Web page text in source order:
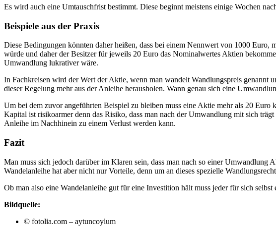
Es wird auch eine Umtauschfrist bestimmt. Diese beginnt meistens einige Wochen
Beispiele aus der Praxis
Diese Bedingungen könnten daher heißen, dass bei einem Nennwert von 1000 Euro,
würde und daher der Besitzer für jeweils 20 Euro das Nominalwertes Aktien
Umwandlung lukrativer wäre.
In Fachkreisen wird der Wert der Aktie, wenn man wandelt Wandlungspreis
dieser Regelung mehr aus der Anleihe herausholen. Wann genau sich eine
Um bei dem zuvor angeführten Beispiel zu bleiben muss eine Aktie mehr als 20
Kapital ist risikoarmer denn das Risiko, dass man nach der Umwandlung mit sich
Anleihe im Nachhinein zu einem Verlust werden kann.
Fazit
Man muss sich jedoch darüber im Klaren sein, dass man nach so einer
Wandelanleihe hat aber nicht nur Vorteile, denn um an dieses spezielle
Ob man also eine Wandelanleihe gut für eine Investition hält muss jeder für sich
Bildquelle:
© fotolia.com – aytuncoylum